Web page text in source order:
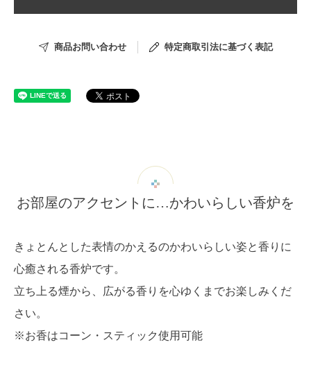
商品お問い合わせ 特定商取引法に基づく表記
お部屋のアクセントに…かわいらしい香炉を
きょとんとした表情のかえるのかわいらしい姿と香りに
心癒される香炉です。
立ち上る煙から、広がる香りを心ゆくまでお楽しみくだ
さい。
※お香はコーン・スティック使用可能